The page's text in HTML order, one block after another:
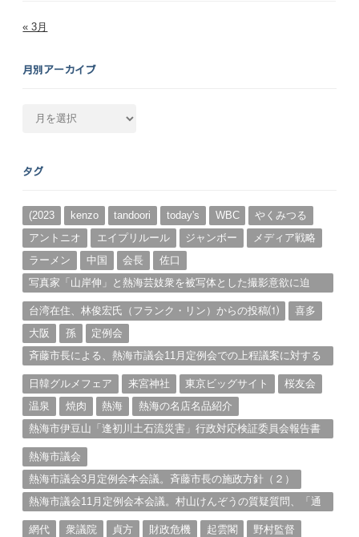
« 3月
月別アーカイブ
カ
ブ
タグ
(2023 kenzo tandoori today's WBC
やくみつる
アントニオ
エイプリルール ジャンボー
メディア戦略
ラーメン
中国 会長
佐口
写真家「山岸伸」と熱海芸妓衆を被写体とした撮影意欲に迫
台湾在住、林俊宏氏（フランク・リン）からの投稿⑴
喜多
大阪
孫
定例会
斉藤市長による、熱海市議会11月定例会での上程議案に対する
日韓グルメフェア
来宮神社 東京ビッグサイト
桜友会
温泉
焼肉 熱海
熱海の名店名品紹介
熱海市伊豆山「逢初川土石流災害」行政対応検証委員会報告書
熱海市議会
熱海市議会3月定例会本会議。斉藤市長の施政方針（２）
熱海市議会11月定例会本会議。村山けんぞうの質疑質問、「通
網代
衆議院 貞方 財政危機 起雲閣 野村監督